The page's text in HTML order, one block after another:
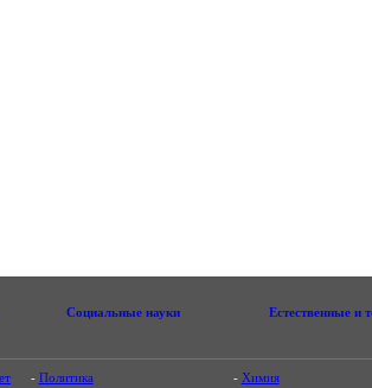
Социальные науки Естественные и
- Политика
- Химия